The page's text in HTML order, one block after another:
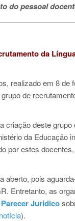
do pessoal
da
realizado em 8 de
de
criação deste grupo
da Educação
por estes
aberto, pois
Entretanto, as
Parecer Jurídico
).